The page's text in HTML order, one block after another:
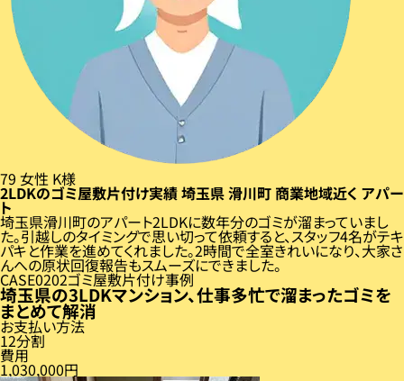
79 女性 K様
2LDKのゴミ屋敷片付け実績埼玉県滑川町 商業地域近く アパー
ト
埼玉県滑川町のアパート2LDKに数年分のゴミが溜まっていまし
た。引越しのタイミングで思い切って依頼すると、スタッフ4名がテキ
パキと作業を進めてくれました。2時間で全室きれいになり、大家さ
んへの原状回復報告もスムーズにできました。
CASE 02ゴミ屋敷片付け事例
埼玉県の3LDKマンション、仕事多忙で溜まったゴミを
まとめて解消
お支払い方法
12分割
費用
1,030,000円